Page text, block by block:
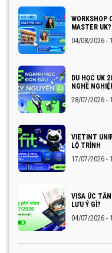
WORKSHOP
MASTER UK?
04/08/2026 -
DU HỌC UK
NGHỀ
28/07/2026 -
VIETINT
LỘ TRÌNH
17/07/2026 -
VISA ÚC
LƯU Ý GÌ?
04/07/2026 -